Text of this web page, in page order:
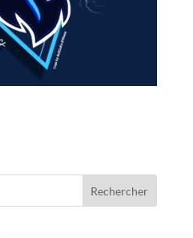
Rechercher